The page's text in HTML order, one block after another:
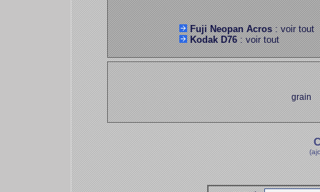
Fuji Neopan Acros: voir tout
Kodak D76: voir tout
grain